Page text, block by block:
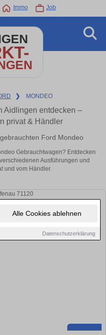
Alle Cookies ablehnen
Datenschutzerklärung
Immo Job
❯ MONDEO
Aidlingen entdecken –
privat & Händler
Ford Mondeo
Gebrauchtwagen? Entdecken
Ausführungen und
und vom Händler.